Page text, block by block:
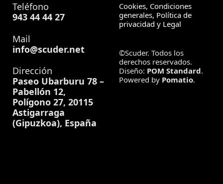
Teléfono
943 44 44 27
Mail
info@scuder.net
Dirección
Paseo Ubarburu 78 –
Pabellón 12,
Polígono 27, 20115
Astigarraga
(Gipuzkoa), España
Cookies, Condiciones
generales, Política de
privacidad y Legal
©Scuder. Todos los
derechos reservados.
Diseño: POM Standard.
Powered by Pomatio.